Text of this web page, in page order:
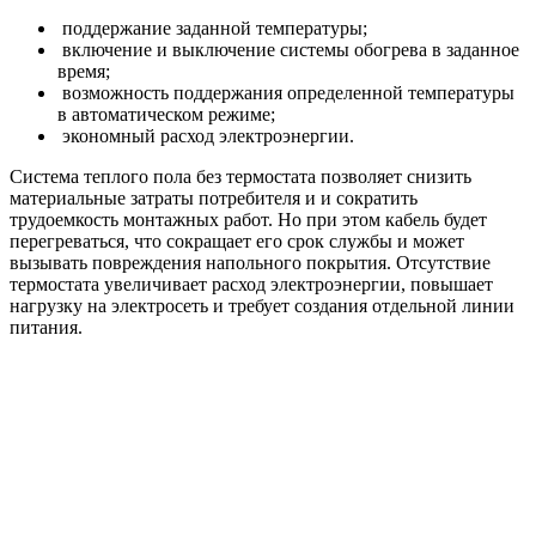
поддержание заданной температуры;
включение и выключение системы обогрева в заданное
время;
возможность поддержания определенной температуры
в автоматическом режиме;
экономный расход электроэнергии.
Система теплого пола без термостата позволяет снизить
материальные затраты потребителя и и сократить
трудоемкость монтажных работ. Но при этом кабель будет
перегреваться, что сокращает его срок службы и может
вызывать повреждения напольного покрытия. Отсутствие
термостата увеличивает расход электроэнергии, повышает
нагрузку на электросеть и требует создания отдельной линии
питания.